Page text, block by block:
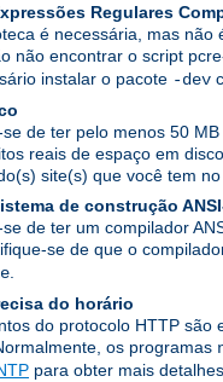
Regulares
é necessária, mas
não encontrar o script
instalar o pacote -dev
de ter pelo menos 50
reais de espaço em
site(s) que você tem no
de construção
de ter um compilador
se de que o
do horário
do protocolo HTTP são
os programas
para obter mais